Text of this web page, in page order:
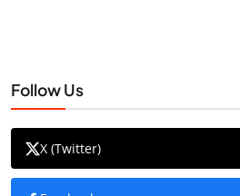
Follow Us
X (Twitter)